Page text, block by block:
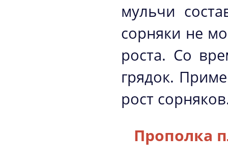
мульчи
сорняки не
роста. Со
грядок.
рост
Прополка